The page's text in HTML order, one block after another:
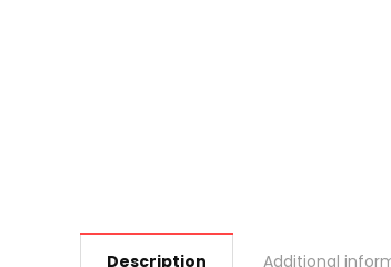
Description Additional